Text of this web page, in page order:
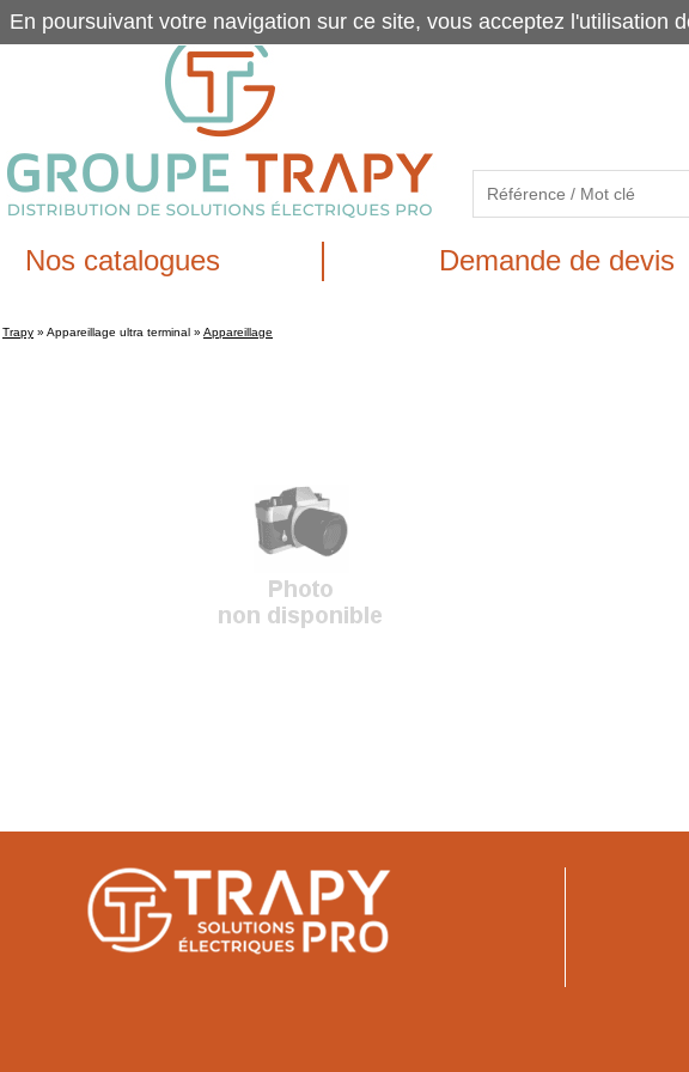
Nos catalogues Demande de devis
Trapy » Appareillage ultra terminal » Appareillage
En poursuivant votre navigation sur ce site, vous acceptez